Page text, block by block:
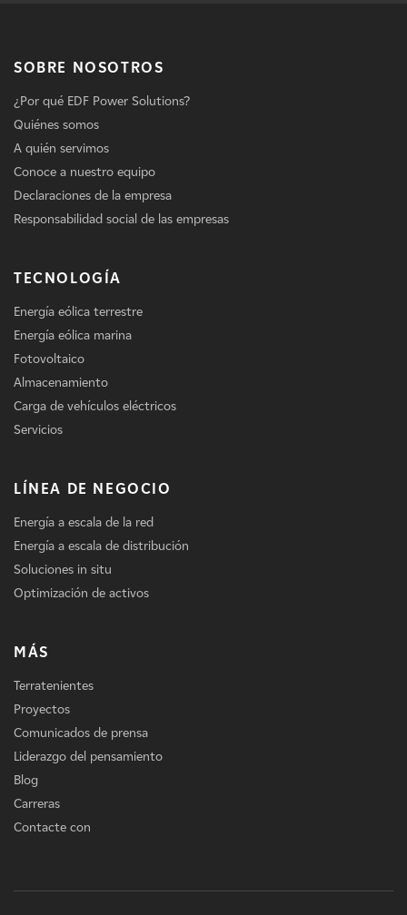
SOBRE NOSOTROS
¿Por qué EDF Power Solutions?
Quiénes somos
A quién servimos
Conoce a nuestro equipo
Declaraciones de la empresa
Responsabilidad social de las empresas
TECNOLOGÍA
Energía eólica terrestre
Energía eólica marina
Fotovoltaico
Almacenamiento
Carga de vehículos eléctricos
Servicios
LÍNEA DE NEGOCIO
Energía a escala de la red
Energía a escala de distribución
Soluciones in situ
Optimización de activos
MÁS
Terratenientes
Proyectos
Comunicados de prensa
Liderazgo del pensamiento
Blog
Carreras
Contacte con